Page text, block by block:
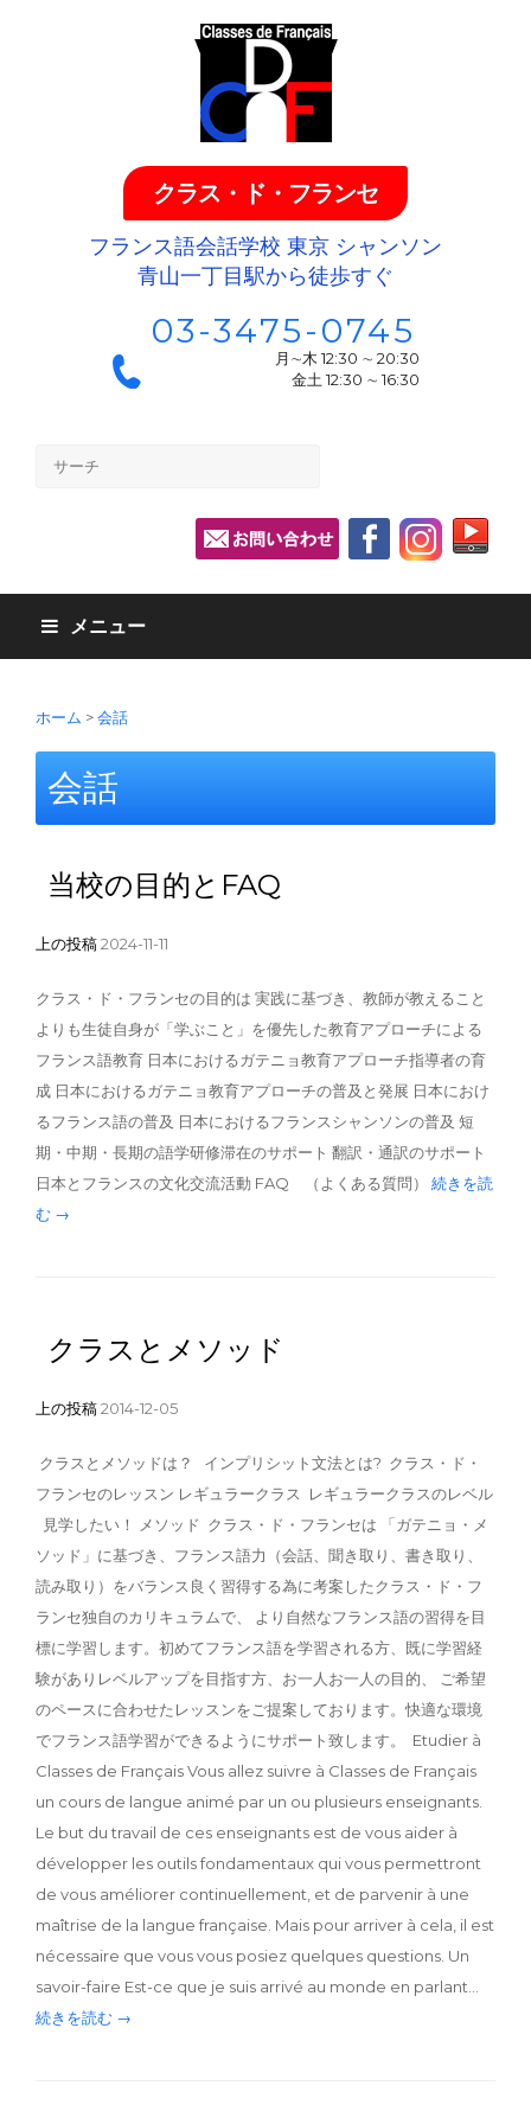
クラス・ド・フランセ
フランス語会話学校 東京 シャンソン
青山一丁目駅から徒歩すぐ
03-3475-0745
月∼木 12:30 ∼ 20:30
金土 12:30 ∼ 16:30
メニュー
ホーム >会話
会話
当校の目的とFAQ
上の投稿2024-11-11
クラス・ド・フランセの目的は 実践に基づき、教師が教えること
よりも生徒自身が「学ぶこと」を優先した教育アプローチによる
フランス語教育 日本におけるガテニョ教育アプローチ指導者の育
成 日本におけるガテニョ教育アプローチの普及と発展 日本におけ
るフランス語の普及 日本におけるフランスシャンソンの普及 短
期・中期・長期の語学研修滞在のサポート 翻訳・通訳のサポート
日本とフランスの文化交流活動 FAQ （よくある質問）
続きを読
む →
クラスとメソッド
上の投稿2014-12-05
クラスとメソッドは？ インプリシット文法とは? クラス・ド・
フランセのレッスン レギュラークラス レギュラークラスのレベル
見学したい！ メソッド クラス・ド・フランセは 「ガテニョ・メ
ソッド」に基づき、フランス語力（会話、聞き取り、書き取り、
読み取り）をバランス良く習得する為に考案したクラス・ド・フ
ランセ独自のカリキュラムで、 より自然なフランス語の習得を目
標に学習します。初めてフランス語を学習される方、既に学習経
験がありレベルアップを目指す方、お一人お一人の目的、 ご希望
のペースに合わせたレッスンをご提案しております。快適な環境
でフランス語学習ができるようにサポート致します。 Etudier à
Classes de Français Vous allez suivre à Classes de Français
un cours de langue animé par un ou plusieurs enseignants.
Le but du travail de ces enseignants est de vous aider à
développer les outils fondamentaux qui vous permettront
de vous améliorer continuellement, et de parvenir à une
maîtrise de la langue française. Mais pour arriver à cela, il est
nécessaire que vous vous posiez quelques questions. Un
savoir-faire Est-ce que je suis arrivé au monde en parlant…
続きを読む →